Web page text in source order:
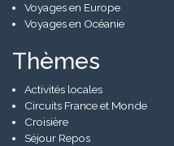
Voyages en Europe
Voyages en Océanie
Thèmes
Activités locales
Circuits France et Monde
Croisière
Séjour Repos